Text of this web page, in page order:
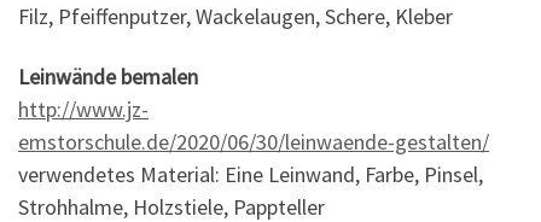
Filz, Pfeiffenputzer, Wackelaugen, Schere, Kleber
Leinwände bemalen
http://www.jz-
emstorschule.de/2020/06/30/leinwaende-gestalten/
verwendetes Material: Eine Leinwand, Farbe, Pinsel,
Strohhalme, Holzstiele, Pappteller